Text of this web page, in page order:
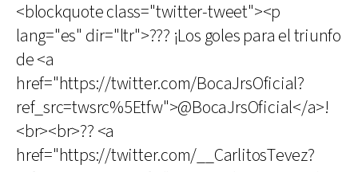
<blockquote class="twitter-tweet"><p
lang="es" dir="ltr">??? ¡Los goles para el triunfo
de <a
href="https://twitter.com/BocaJrsOficial?
ref_src=twsrc%5Etfw">@BocaJrsOficial</a>!
<br><br>?? <a
href="https://twitter.com/__CarlitosTevez?